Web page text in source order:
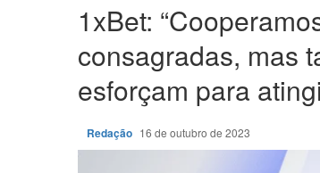
1xBet:
consagradas, mas
esforçam para
Redação 16 de outubro de 2023